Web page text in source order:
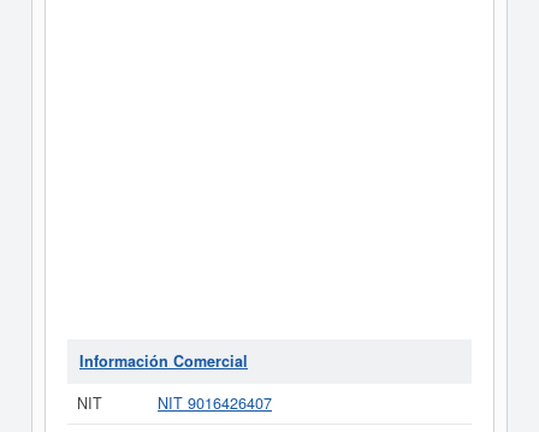
Información Comercial
NIT
NIT 9016426407